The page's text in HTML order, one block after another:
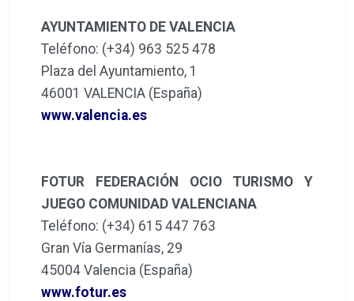
AYUNTAMIENTO DE VALENCIA
Teléfono: (+34) 963 525 478
Plaza del Ayuntamiento, 1
46001 VALENCIA (España)
www.valencia.es
FOTUR FEDERACIÓN OCIO TURISMO Y
JUEGO COMUNIDAD VALENCIANA
Teléfono: (+34) 615 447 763
Gran Vía Germanías, 29
45004 Valencia (España)
www.fotur.es